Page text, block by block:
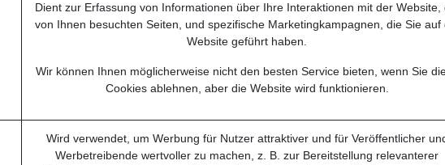
Dient zur Erfassung von Informationen über Ihre Interaktionen mit der Website,
von Ihnen besuchten Seiten, und spezifische Marketingkampagnen, die Sie auf
Website geführt haben.
Wir können Ihnen möglicherweise nicht den besten Service bieten, wenn Sie
Cookies ablehnen, aber die Website wird funktionieren.
Wird verwendet, um Werbung für Nutzer attraktiver und für Veröffentlicher
Werbetreibende wertvoller zu machen, z. B. zur Bereitstellung relevanterer